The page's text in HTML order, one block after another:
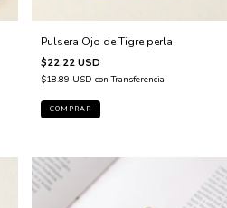
Pulsera Ojo de Tigre perla
$22.22 USD
$18.89 USD con Transferencia